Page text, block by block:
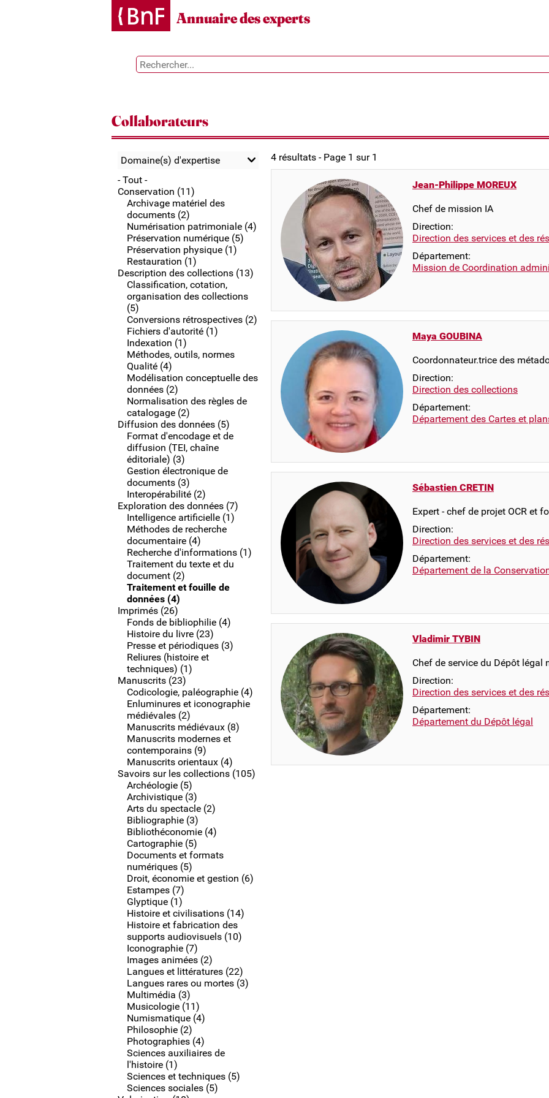
Annuaire des experts
Collaborateurs
Domaine(s) d'expertise
- Tout -
Conservation (11)
Archivage matériel des
documents (2)
Numérisation patrimoniale (4)
Préservation numérique (5)
Préservation physique (1)
Restauration (1)
Description des collections (13)
Classification, cotation,
organisation des collections
(5)
Conversions rétrospectives (2)
Fichiers d'autorité (1)
Indexation (1)
Méthodes, outils, normes
Qualité (4)
Modélisation conceptuelle des
données (2)
Normalisation des règles de
catalogage (2)
Diffusion des données (5)
Format d'encodage et de
diffusion (TEI, chaîne
éditoriale) (3)
Gestion électronique de
documents (3)
Interopérabilité (2)
Exploration des données (7)
Intelligence artificielle (1)
Méthodes de recherche
documentaire (4)
Recherche d'informations (1)
Traitement du texte et du
document (2)
Traitement et fouille de
données (4)
Imprimés (26)
Fonds de bibliophilie (4)
Histoire du livre (23)
Presse et périodiques (3)
Reliures (histoire et
techniques) (1)
Manuscrits (23)
Codicologie, paléographie (4)
Enluminures et iconographie
médiévales (2)
Manuscrits médiévaux (8)
Manuscrits modernes et
contemporains (9)
Manuscrits orientaux (4)
Savoirs sur les collections (105)
Archéologie (5)
Archivistique (3)
Arts du spectacle (2)
Bibliographie (3)
Bibliothéconomie (4)
Cartographie (5)
Documents et formats
numériques (5)
Droit, économie et gestion (6)
Estampes (7)
Glyptique (1)
Histoire et civilisations (14)
Histoire et fabrication des
supports audiovisuels (10)
Iconographie (7)
Images animées (2)
Langues et littératures (22)
Langues rares ou mortes (3)
Multimédia (3)
Musicologie (11)
Numismatique (4)
Philosophie (2)
Photographies (4)
Sciences auxiliaires de
l'histoire (1)
Sciences et techniques (5)
Sciences sociales (5)
4 résultats - Page 1 sur 1
Jean-Philippe MOREUX
Chef de mission IA
Direction:
Direction des services et des
Département:
Mission de Coordination
Maya GOUBINA
Coordonnateur.trice des
Direction:
Direction des collections
Département:
Département des Cartes et
Sébastien CRETIN
Expert - chef de projet OCR et
Direction:
Direction des services et des
Département:
Département de la
Vladimir TYBIN
Chef de service du Dépôt légal
Direction:
Direction des services et des
Département:
Département du Dépôt légal